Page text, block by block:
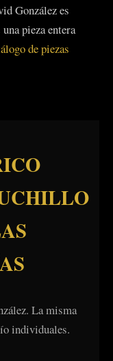
González es
pieza entera
de piezas
La misma
individuales.